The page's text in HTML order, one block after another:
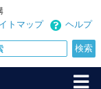
ヘルプ
トマップ